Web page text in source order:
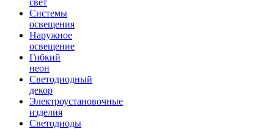
свет
Системы
освещения
Наружное
освещение
Гибкий
неон
Светодиодный
декор
Электроустановочные
изделия
Светодиоды